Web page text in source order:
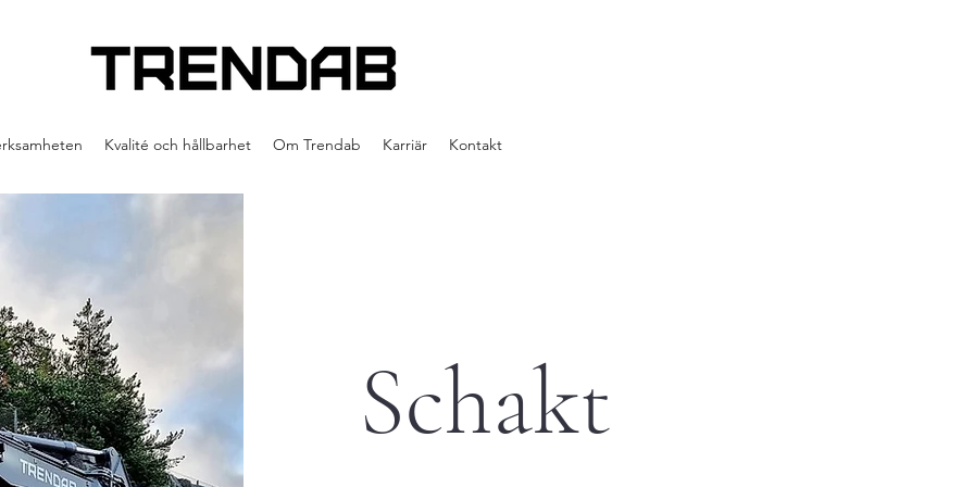
Kvalité och hållbarhet Om Trendab Karriär Kontakt
Schakt